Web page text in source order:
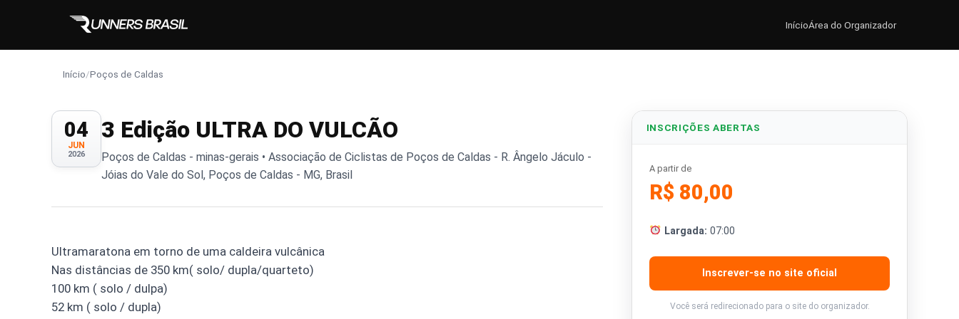
InícioÁrea do Organizador
Início/Poços de Caldas
04
JUN
2026
3 Edição ULTRA DO VULCÃO
Poços de Caldas - minas-gerais • Associação de Ciclistas de Poços de Caldas - R. Ângelo Jáculo -
Jóias do Vale do Sol, Poços de Caldas - MG, Brasil
Ultramaratona em torno de uma caldeira vulcânica
Nas distâncias de 350 km( solo/ dupla/quarteto)
100 km ( solo / dulpa)
52 km ( solo / dupla)
INSCRIÇÕES ABERTAS
A partir de
R$ 80,00
Largada: 07:00
Inscrever-se no site oficial
Você será redirecionado para o site do organizador.